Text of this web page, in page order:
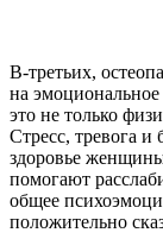
В-третьих,
на
это не только
Стресс, тревога и
здоровье
помогают
общее
положительно